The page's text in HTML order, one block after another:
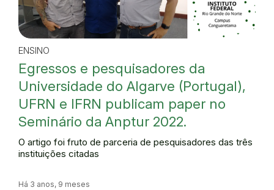
ENSINO
Egressos e pesquisadores da
Universidade do Algarve (Portugal),
UFRN e IFRN publicam paper no
Seminário da Anptur 2022.
O artigo foi fruto de parceria de pesquisadores das três
instituições citadas
Há 3 anos, 9 meses